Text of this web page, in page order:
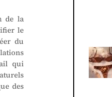
de la
le
du
qui
des